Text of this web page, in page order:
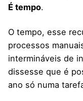
É tempo.
O tempo, esse
processos
intermináveis de
dissesse que é
ano só numa